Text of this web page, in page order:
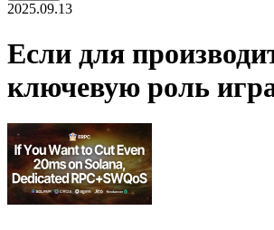
2025.09.13
Если для
ключевую роль